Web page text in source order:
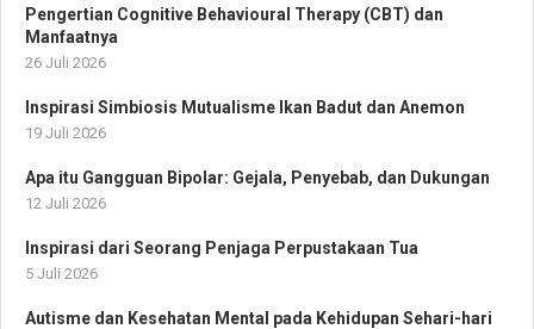
Pengertian Cognitive Behavioural Therapy (CBT) dan
Manfaatnya
26 Juli 2026
Inspirasi Simbiosis Mutualisme Ikan Badut dan Anemon
19 Juli 2026
Apa itu Gangguan Bipolar: Gejala, Penyebab, dan Dukungan
12 Juli 2026
Inspirasi dari Seorang Penjaga Perpustakaan Tua
5 Juli 2026
Autisme dan Kesehatan Mental pada Kehidupan Sehari-hari